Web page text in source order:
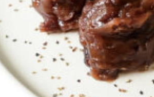
レゼント応募